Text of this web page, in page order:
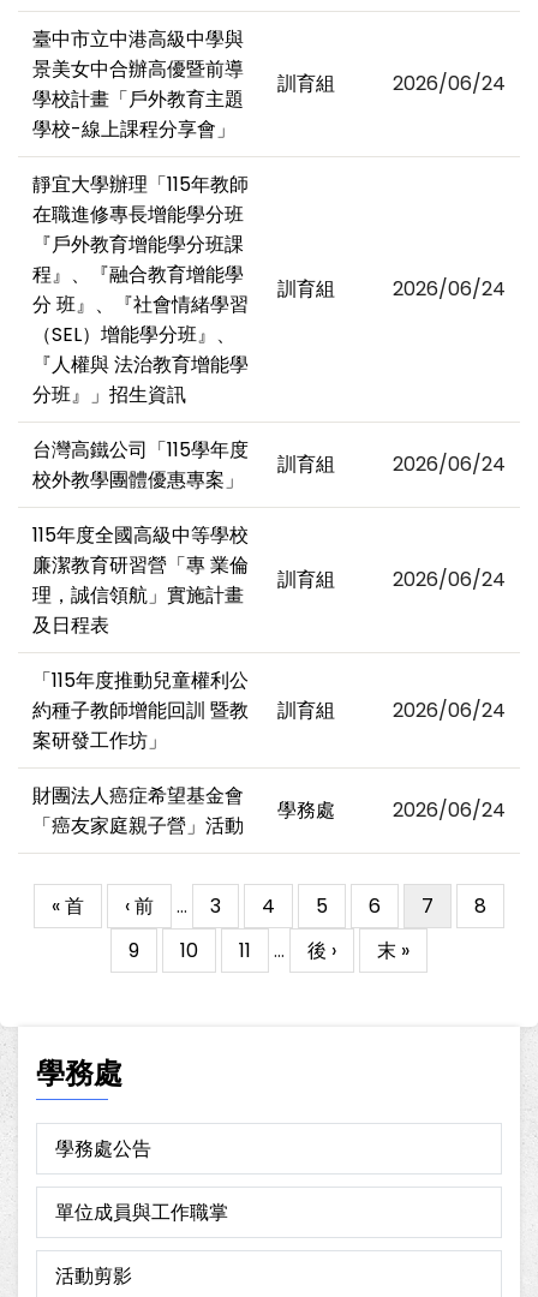
臺中市立中港高級中學與
景美女中合辦高優暨前導
學校計畫「戶外教育主題
學校-線上課程分享會」
訓育組 2026/06/24
靜宜大學辦理「115年教師
在職進修專長增能學分班
『戶外教育增能學分班課
程』、『融合教育增能學
分 班』、『社會情緒學習
（SEL）增能學分班』、
『人權與 法治教育增能學
分班』」招生資訊
訓育組 2026/06/24
台灣高鐵公司「115學年度
校外教學團體優惠專案」
訓育組 2026/06/24
115年度全國高級中等學校
廉潔教育研習營「專 業倫
理，誠信領航」實施計畫
及日程表
訓育組 2026/06/24
「115年度推動兒童權利公
約種子教師增能回訓 暨教
案研發工作坊」
訓育組 2026/06/24
財團法人癌症希望基金會
「癌友家庭親子營」活動
學務處 2026/06/24
Pagination
First
page
« 首
Previous
page
‹ 前 … Page
3 Page
4 Page
5 Page
6
目
前
頁
7 Page
8
Page
9 Page
10 Page
11 …
下
一
後 ›
Last
page
末 »
學務處
學務處公告
單位成員與工作職掌
活動剪影